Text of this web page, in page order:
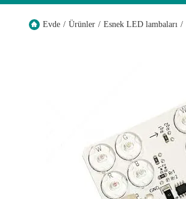
Evde / Ürünler / Esnek LED lambaları /